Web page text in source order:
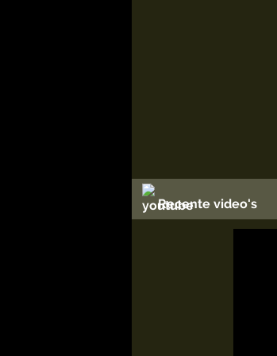
Recente video's